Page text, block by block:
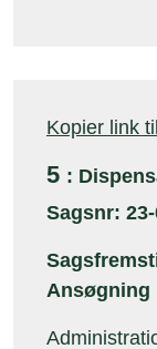
Kopier link
5 :
Sagsnr:
Ansøgning